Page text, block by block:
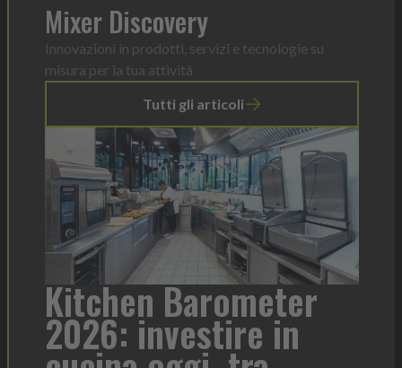
Mixer Discovery
Innovazioni in prodotti, servizi e tecnologie su
misura per la tua attività
Tutti gli articoli
in
Heinz
formato per ogni